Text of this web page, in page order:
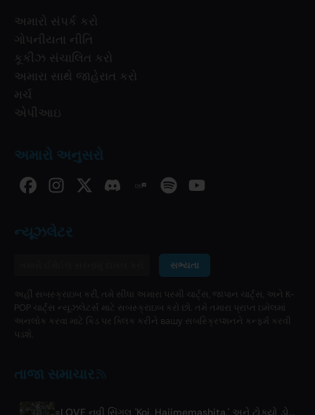
અમારો સંપર્ક કરો
ગોપનીયતા નીતિ
કૂકીઝ સંચાલિત કરો
અમારા સાથે જાહેરાત કરો
મર્ચ
એપીઆઇ
અમારો અનુસરો
ન્યૂઝલેટર
સભ્યતા
અહીં સબસ્ક્રાઇબ કરી, તમે સીધા અમારા પસ્મી ચાર્ટ્સ, જાપાન ચાર્ટ્સ, અને K-
POP ચાર્ટ્સ ન્યૂઝલેટર્સ માટે સબસ્ક્રાઇબ કરો છો. તમે તમારા પ્રાપ્ત ઇમેલમાં
અનલોક કરવા માટે કિડ પર ક્લિક કરીને вашу સબસ્ક્રિપ્શનને કન્ફર્મ કરવી
પડશે.
તાજા સમાચાર
=LOVE નવી સિંગલ 'Koi, Hajimemashita.' અને ટોક્યો ડોમ કોન્સર્ટ્સની જાહેરાત કરે છે